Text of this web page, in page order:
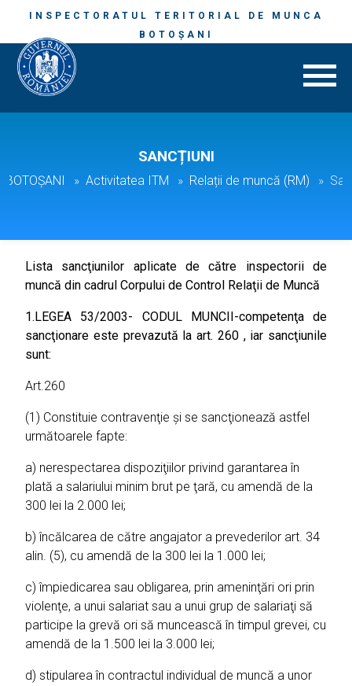
INSPECTORATUL TERITORIAL DE MUNCA
BOTOȘANI
SANCȚIUNI
BOTOȘANI Activitatea ITM Relații de muncă (RM)
Lista sancţiunilor aplicate de către inspectorii de
muncă din cadrul Corpului de Control Relaţii de Muncă
1.LEGEA 53/2003- CODUL MUNCII-competenţa de
sancţionare este prevazută la art. 260 , iar sancţiunile
sunt:
Art.260
(1) Constituie contravenţie şi se sancţionează astfel
următoarele fapte:
a) nerespectarea dispoziţiilor privind garantarea în
plată a salariului minim brut pe ţară, cu amendă de la
300 lei la 2.000 lei;
b) încălcarea de către angajator a prevederilor art. 34
alin. (5), cu amendă de la 300 lei la 1.000 lei;
c) împiedicarea sau obligarea, prin ameninţări ori prin
violenţe, a unui salariat sau a unui grup de salariaţi să
participe la grevă ori să muncească în timpul grevei, cu
amendă de la 1.500 lei la 3.000 lei;
d) stipularea în contractul individual de muncă a unor